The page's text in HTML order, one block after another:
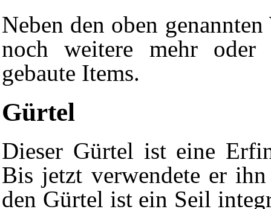
Neben den oben
noch weitere mehr
gebaute Items.
Gürtel
Dieser Gürtel ist eine
Bis jetzt verwendete er
den Gürtel ist ein Seil